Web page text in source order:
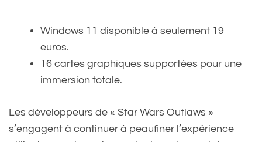
Windows 11 disponible à seulement 19
euros.
16 cartes graphiques supportées pour une
immersion totale.
Les développeurs de « Star Wars Outlaws »
s’engagent à continuer à peaufiner l’expérience